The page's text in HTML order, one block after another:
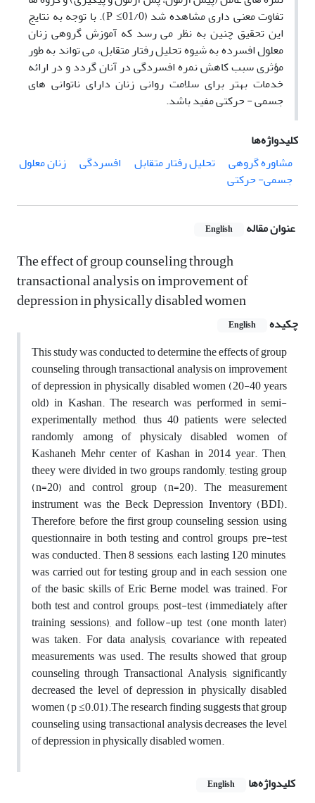
تفاوت معنی­ داری مشاهده شد (01/0≥ P). با توجه به نتایج
این تحقیق چنین به نظر می ­رسد که آموزش گروهی زنان
معلول افسرده به شیوه تحلیل رفتار متقابل، می ­تواند به طور
مؤثری سبب کاهش نمره افسردگی در آنان گردد و در ارائه
خدمات بهتر برای سلامت روانی زنان دارای ناتوانی ­های
جسمی - حرکتی مفید باشد.
کلیدواژه‌ها
مشاوره گروهی
تحلیل رفتار متقابل افسردگی
زنان معلول
جسمی- حرکتی
عنوان مقاله English
The effect of group counseling through
transactional analysis on improvement of
depression in physically disabled women
چکیده English
This study was conducted to determine the effects of group
counseling through transactional analysis on improvement
of depression in physically disabled women (20-40 years
old) in Kashan. The research was performed in semi-
experimentally method, thus 40 patients were selected
randomly among of physicaly disabled women of
Kashaneh Mehr center of Kashan in 2014 year. Then,
theey were divided in two groups randomly, testing group
(n=20) and control group (n=20). The measurement
instrument was the Beck Depression Inventory (BDI).
Therefore, before the first group counseling session, using
questionnaire in both testing and control groups, pre-test
was conducted. Then 8 sessions, each lasting 120 minutes,
was carried out for testing group and in each session, one
of the basic skills of Eric Berne model, was trained. For
both test and control groups, post-test (immediately after
training sessions), and follow-up test (one month later)
was taken. For data analysis, covariance with repeated
measurements was used. The results showed that group
counseling through Transactional Analysis, significantly
decreased the level of depression in physically disabled
women (р ≤0.01).The research finding suggests that group
counseling using transactional analysis decreases the level
of depression in physically disabled women.
کلیدواژه‌ها
English